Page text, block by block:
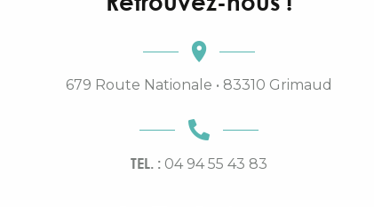
679 Route Nationale • 83310 Grimaud
TEL. : 04 94 55 43 83